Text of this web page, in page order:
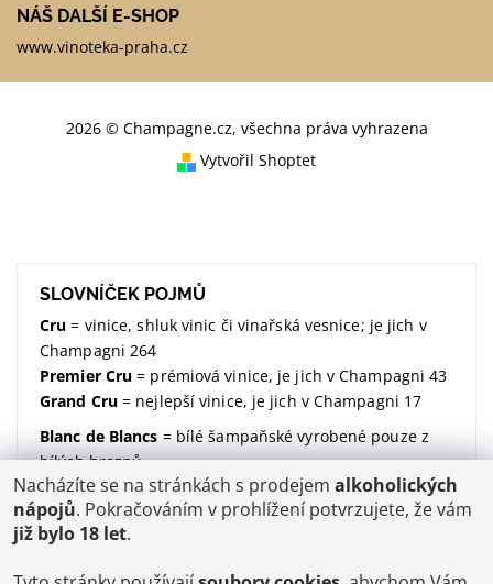
NÁŠ DALŠÍ E-SHOP
www.vinoteka-praha.cz
2026 © Champagne.cz, všechna práva vyhrazena
Vytvořil Shoptet
SLOVNÍČEK POJMŮ
Cru = vinice, shluk vinic či vinařská vesnice; je jich v
Champagni 264
Premier Cru = prémiová vinice, je jich v Champagni 43
Grand Cru= nejlepší vinice, je jich v Champagni 17
Blanc de Blancs = bílé šampaňské vyrobené pouze z
bílých hroznů
Blanc de Noirs= bílé šampaňské vyrobené pouze z
modrých hroznů
dosáž / dosage / dávkování
cukru (udávané v gramech na litr)
Nacházíte se na stránkách s prodejem alkoholických
nápojů. Pokračováním v prohlížení potvrzujete, že vám
již bylo 18 let.